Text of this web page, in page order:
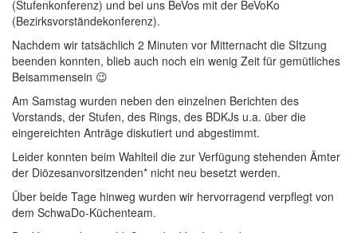
(Stufenkonferenz) und bei uns BeVos mit der BeVoKo
(Bezirksvorständekonferenz).
Nachdem wir tatsächlich 2 Minuten vor Mitternacht die SItzung
beenden konnten, blieb auch noch ein wenig Zeit für gemütliches
Beisammensein 😉
Am Samstag wurden neben den einzelnen Berichten des
Vorstands, der Stufen, des Rings, des BDKJs u.a. über die
eingereichten Anträge diskutiert und abgestimmt.
Leider konnten beim Wahlteil die zur Verfügung stehenden Ämter
der Diözesanvorsitzenden* nicht neu besetzt werden.
Über beide Tage hinweg wurden wir hervorragend verpflegt von
dem SchwaDo-Küchenteam.